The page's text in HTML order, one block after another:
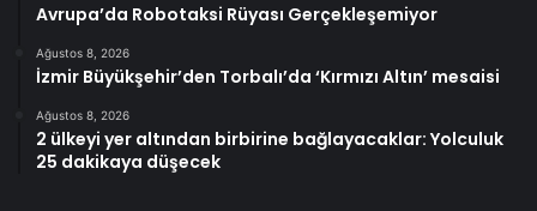
Avrupa’da Robotaksi Rüyası Gerçekleşemiyor
Ağustos 8, 2026
İzmir Büyükşehir’den Torbalı’da ‘Kırmızı Altın’ mesaisi
Ağustos 8, 2026
2 ülkeyi yer altından birbirine bağlayacaklar: Yolculuk
25 dakikaya düşecek